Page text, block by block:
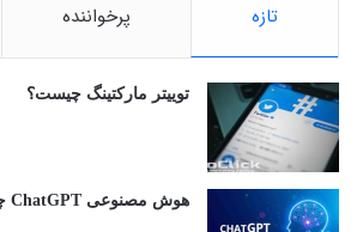
تازه پرخواننده
توییتر مارکتینگ چیست؟
هوش مصنوعی ChatGPT چیست؟